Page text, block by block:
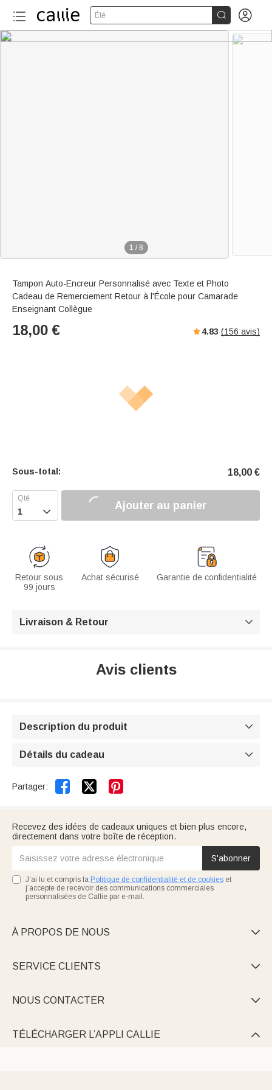
Été  
1 / 8
Tampon Auto-Encreur Personnalisé avec Texte et Photo
Cadeau de Remerciement Retour à l'École pour Camarade
Enseignant Collègue
18,00 € 4.83 (156 avis)
Sous-total: 18,00 €
 Ajouter au panier
Retour sous
99 jours
Achat sécurisé Garantie de confidentialité
Livraison & Retour 
Avis clients
Description du produit 
Détails du cadeau 
Partager:  
Recevez des idées de cadeaux uniques et bien plus encore,
directement dans votre boîte de réception.
S'abonner
J’ai lu et compris la Politique de confidentialité et de cookies et
j’accepte de recevoir des communications commerciales
personnalisées de Callie par e-mail.
À PROPOS DE NOUS 
SERVICE CLIENTS 
NOUS CONTACTER 
TÉLÉCHARGER L’APPLI CALLIE 